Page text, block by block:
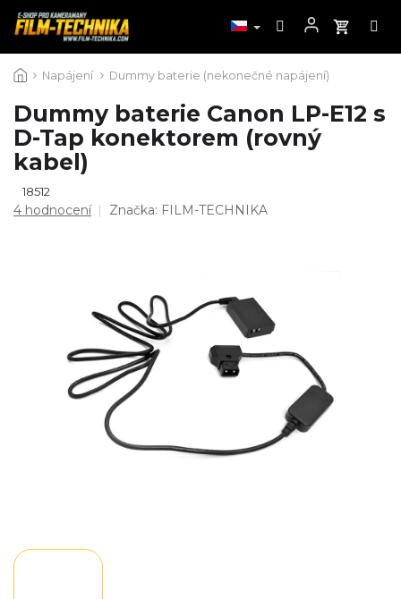
na
Napájení Dummy baterie (nekonečné napájení)
Dummy baterie Canon LP-E12 s
D-Tap konektorem (rovný
kabel)
18512
Průměrné
4 hodnocení Značka: FILM-TECHNIKA